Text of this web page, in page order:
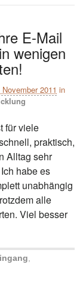
E-Mail
wenigen
2011 in
für viele
praktisch,
Alltag sehr
habe es
unabhängig
alle
Viel besser